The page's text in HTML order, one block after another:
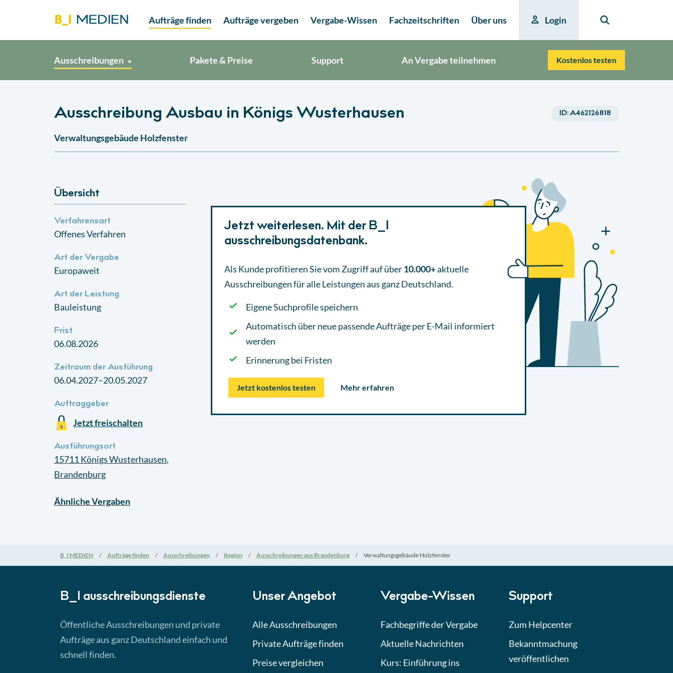
Aufträge finden Aufträge vergeben Vergabe-Wissen Fachzeitschriften Über uns Login
Ausschreibungen Pakete & Preise Support An Vergabe teilnehmen Kostenlos testen
Ausschreibung Ausbau in Königs Wusterhausen
Verwaltungsgebäude Holzfenster
ID:A462126818
Übersicht
Verfahrensart
Offenes Verfahren
Art der Vergabe
Europaweit
Art der Leistung
Bauleistung
Frist
06.08.2026
Zeitraum der Ausführung
06.04.2027–20.05.2027
Auftraggeber
Jetzt freischalten
Ausführungsort
15711 Königs Wusterhausen,
Brandenburg
ÄhnlicheVergaben
Jetzt weiterlesen. Mit der B_I
ausschreibungsdatenbank.
Als Kunde profitieren Sie vom Zugriff auf über10.000+aktuelle
Ausschreibungenfür alle Leistungen aus ganz Deutschland.
Eigene Suchprofile speichern
Automatisch über neue passende Aufträge per E-Mail informiert
werden
Erinnerung bei Fristen
Jetzt kostenlos testen Mehr erfahren
B_I MEDIEN Aufträge finden Ausschreibungen Region Ausschreibungen aus Brandenburg Verwaltungsgebäude Holzfenster
B_I ausschreibungs­dienste
Öffentliche Ausschreibungen und private
Aufträge aus ganz Deutschland einfach und
schnell finden.
Unser Angebot
Alle Ausschreibungen
Private Aufträge finden
Preise vergleichen
Vergabe-Wissen
Fachbegriffe der Vergabe
Aktuelle Nachrichten
Kurs: Einführung ins
Support
Zum Helpcenter
Bekanntmachung
veröffentlichen